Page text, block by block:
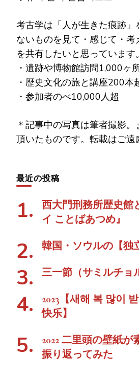
考古学は「人が生きた痕跡」
ないものを見て・感じて・考
を共有したいと思っています。
・遺跡や博物館訪問1,000ヶ
・歴史文化の旅と講座200本
・参加者のべ10,000人超
＊記事中の写真は筆者撮影
頂いたものです。転載はご遠
最近の投稿
西大門刑務所歴史館
イ ことばあつめ』
韓国・ソウルの【独
三一節（サミルチョ
2023【새해 복 많이
快乐】
2022 二里頭の壁紙
振り返ってみた